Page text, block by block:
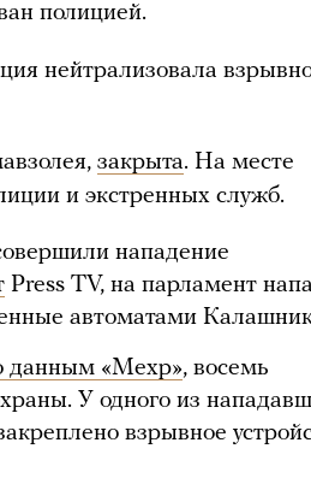
полицией.
нейтрализовала
закрыта. На месте
и экстренных служб.
нападение
Press TV, на парламент
автоматами
данным «Мехр», восемь
У одного из
взрывное